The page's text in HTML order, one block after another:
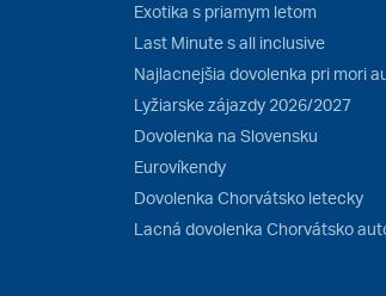
Exotika s priamym letom
Last Minute s all inclusive
Najlacnejšia dovolenka pri mori
Lyžiarske zájazdy 2026/2027
Dovolenka na Slovensku
Eurovíkendy
Dovolenka Chorvátsko letecky
Lacná dovolenka Chorvátsko